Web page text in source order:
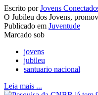
Escrito porJovens
O Jubileu dos Jovens,
Publicado em Juventude
Marcado sob
jovens
jubileu
santuario nacional
Leia mais ...